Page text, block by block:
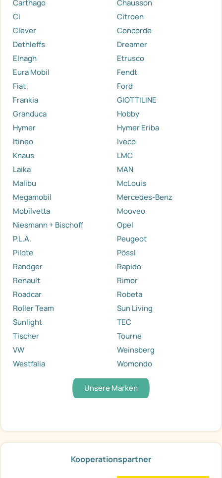
Carthago
Chausson
Ci
Citroen
Clever
Concorde
Dethleffs
Dreamer
Elnagh
Etrusco
Eura Mobil
Fendt
Fiat
Ford
Frankia
GIOTTILINE
Granduca
Hobby
Hymer
Hymer Eriba
Itineo
Iveco
Knaus
LMC
Laika
MAN
Malibu
McLouis
Megamobil
Mercedes-Benz
Mobilvetta
Mooveo
Niesmann + Bischoff
Opel
P.L.A.
Peugeot
Pilote
Pössl
Randger
Rapido
Renault
Rimor
Roadcar
Robeta
Roller Team
Sun Living
Sunlight
TEC
Tischer
Tourne
VW
Weinsberg
Westfalia
Womondo
Unsere Marken
Kooperationspartner